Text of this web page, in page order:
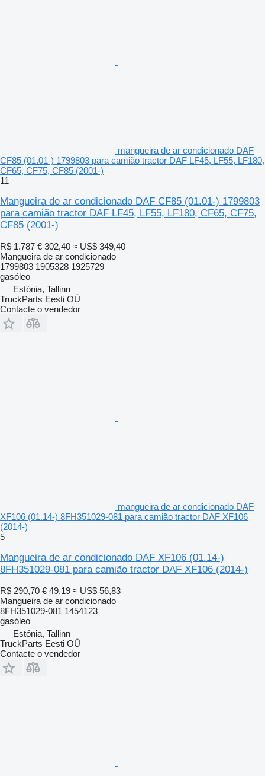
mangueira de ar condicionado DAF
CF85 (01.01-) 1799803 para camião tractor DAF LF45, LF55, LF180,
CF65, CF75, CF85 (2001-)
11
Mangueira de ar condicionado DAF CF85 (01.01-) 1799803
para camião tractor DAF LF45, LF55, LF180, CF65, CF75,
CF85 (2001-)
R$ 1.787 € 302,40 ≈ US$ 349,40
Mangueira de ar condicionado
1799803 1905328 1925729
gasóleo
Estónia, Tallinn
TruckParts Eesti OÜ
Contacte o vendedor
mangueira de ar condicionado DAF
XF106 (01.14-) 8FH351029-081 para camião tractor DAF XF106
(2014-)
5
Mangueira de ar condicionado DAF XF106 (01.14-)
8FH351029-081 para camião tractor DAF XF106 (2014-)
R$ 290,70 € 49,19 ≈ US$ 56,83
Mangueira de ar condicionado
8FH351029-081 1454123
gasóleo
Estónia, Tallinn
TruckParts Eesti OÜ
Contacte o vendedor